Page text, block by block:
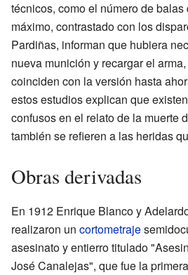
técnicos, como el número de
máximo, contrastado con los
Pardiñas, informan que hubiera
nueva munición y recargar el
coinciden con la versión hasta
estos estudios explican que
confusos en el relato de la muerte
también se refieren a las heridas
Obras derivadas
En 1912 Enrique Blanco y
realizaron un cortometraje
asesinato y entierro titulado
José Canalejas", que fue la